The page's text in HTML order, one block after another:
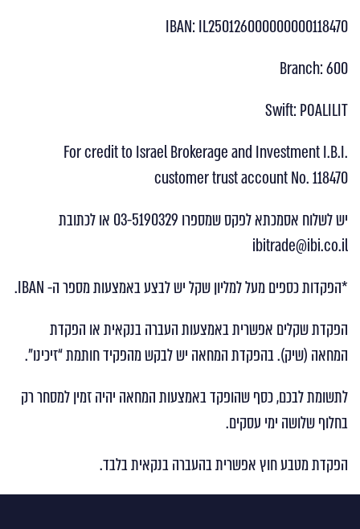
IBAN: IL250126000000000118470
Branch: 600
Swift: POALILIT
For credit to Israel Brokerage and Investment I.B.I.
customer trust account No. 118470
יש לשלוח אסמכתא לפקס שמספרו 03-5190329 או לכתובת
ibitrade@ibi.co.il
*הפקדות כספים מעל למליון שקל יש לבצע באמצעות מספר ה- IBAN.
הפקדת שקלים אפשרית באמצעות העברה בנקאית או הפקדת
המחאה (שיק). בהפקדת המחאה יש לבקש מהפקיד חותמת “זיכינו”.
לתשומת לבכם, כסף שהופקד באמצעות המחאה יהיה זמין למסחר רק
בחלוף שלושה ימי עסקים.
הפקדת מטבע חוץ אפשרית בהעברה בנקאית בלבד.